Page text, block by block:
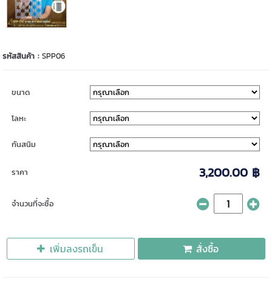
รหัสสินค้า :SPP06
ขนาด
โลหะ
กันสนิม
ราคา 3,200.00 ฿
จำนวนที่จะซื้อ
เพิ่มลงรถเข็น สั่งซื้อ